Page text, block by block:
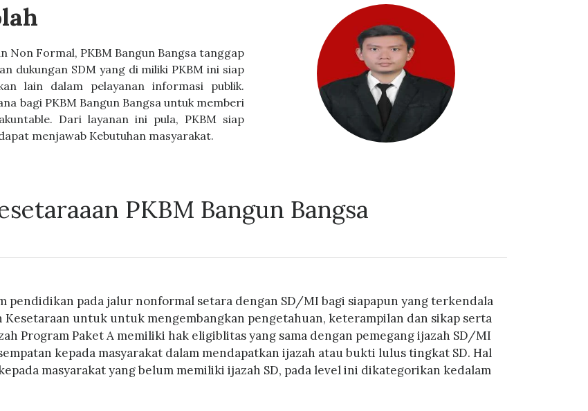
Non Formal, PKBM Bangun Bangsa tanggap
dukungan SDM yang di miliki PKBM ini siap
lain dalam pelayanan informasi publik.
bagi PKBM Bangun Bangsa untuk memberi
Dari layanan ini pula, PKBM siap
menjawab Kebutuhan masyarakat.
PKBM Bangun Bangsa
pendidikan pada jalur nonformal setara dengan SD/MI bagi siapapun yang terkendala
untuk untuk mengembangkan pengetahuan, keterampilan dan sikap serta
Program Paket A memiliki hak eligiblitas yang sama dengan pemegang ijazah SD/MI
kepada masyarakat dalam mendapatkan ijazah atau bukti lulus tingkat SD. Hal
masyarakat yang belum memiliki ijazah SD, pada level ini dikategorikan kedalam